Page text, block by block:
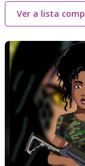
Ver a lista